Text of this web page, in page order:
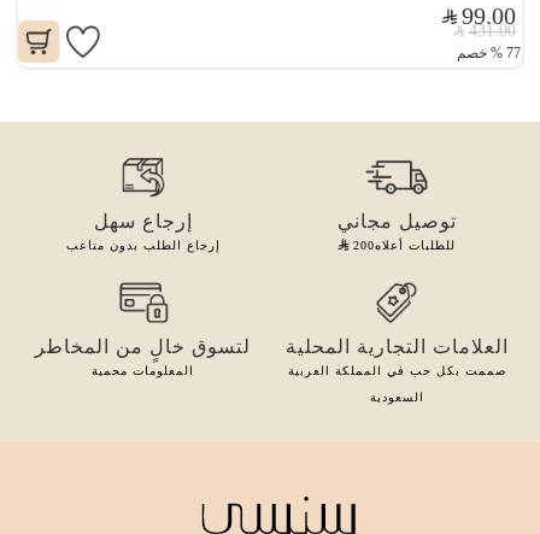
99.00
431.00
77
% خصم
توصيل مجاني
للطلبات أعلاه200
إرجاع سهل
إرجاع الطلب بدون متاعب
العلامات التجارية المحلية
صممت بكل حب في المملكة العربية
السعودية
لتسوق خالٍ من المخاطر
المعلومات محمية